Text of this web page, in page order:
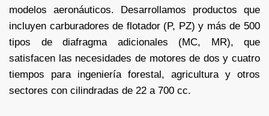
modelos aeronáuticos. Desarrollamos productos que
incluyen carburadores de flotador (P, PZ) y más de 500
tipos de diafragma adicionales (MC, MR), que
satisfacen las necesidades de motores de dos y cuatro
tiempos para ingeniería forestal, agricultura y otros
sectores con cilindradas de 22 a 700 cc.